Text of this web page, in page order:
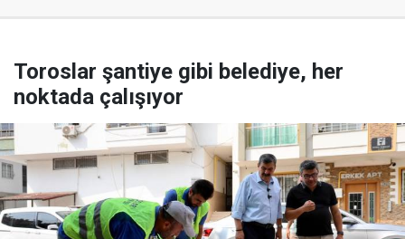
Toroslar şantiye gibi belediye, her
noktada çalışıyor